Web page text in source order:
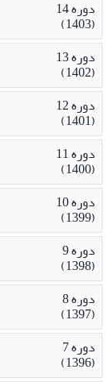
دوره 14
(1403)
دوره 13
(1402)
دوره 12
(1401)
دوره 11
(1400)
دوره 10
(1399)
دوره 9
(1398)
دوره 8
(1397)
دوره 7
(1396)